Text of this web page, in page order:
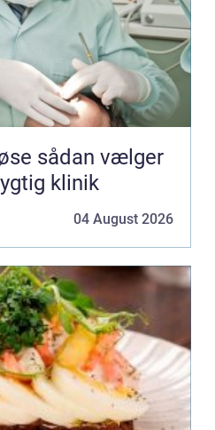
klinik
04 August 2026